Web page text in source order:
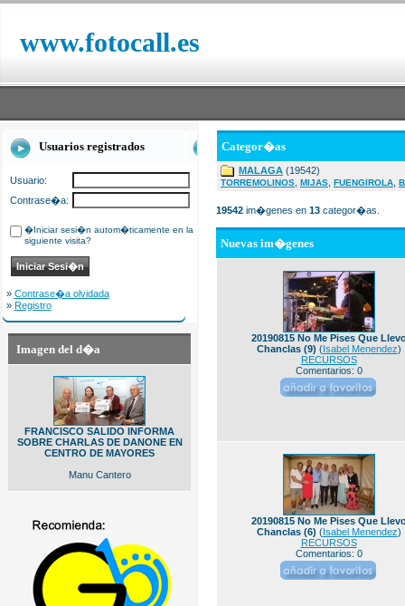
www.fotocall.es
Usuarios registrados
Usuario:
Contrase�a:
�Iniciar sesi�n autom�ticamente en la
siguiente visita?
» Contrase�a olvidada
» Registro
Imagen del d�a
FRANCISCO SALIDO INFORMA
SOBRE CHARLAS DE DANONE EN
CENTRO DE MAYORES
Manu Cantero
Categor�as
MALAGA (19542)
TORREMOLINOS MIJAS FUENGIROLA
19542 im�genes en 13 categor�as.
Nuevas im�genes
20190815 No Me Pises Que
Chanclas (9) (Isabel Menendez)
RECURSOS
Comentarios: 0
20190815 No Me Pises Que
Chanclas (6) (Isabel Menendez)
RECURSOS
Comentarios: 0